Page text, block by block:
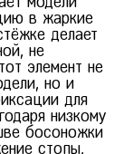
в жаркие
делает
не
элемент не
но и
для
низкому
босоножки
стопы,
40